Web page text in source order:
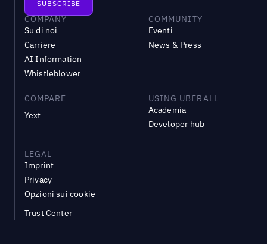
COMPANY
Su di noi
Carriere
AI Information
Whistleblower
COMMUNITY
Eventi
News & Press
COMPARE
Yext
USING UBERALL
Academia
Developer hub
LEGAL
Imprint
Privacy
Opzioni sui cookie
Trust Center